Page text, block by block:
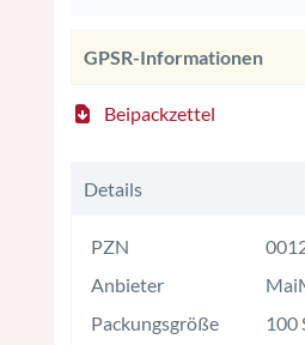
GPSR-Informationen
Beipackzettel
Details
PZN
Anbieter
Packungsgröße
100